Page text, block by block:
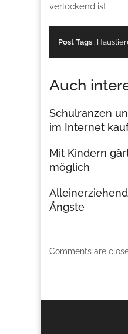
verlockend ist.
Post Tags :
Auch
Schulranzen
im Internet
Mit Kindern
möglich
Ängste
Comments are